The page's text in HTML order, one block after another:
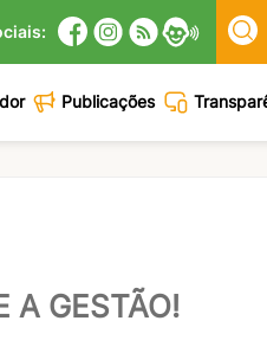
Publicações
A GESTÃO!